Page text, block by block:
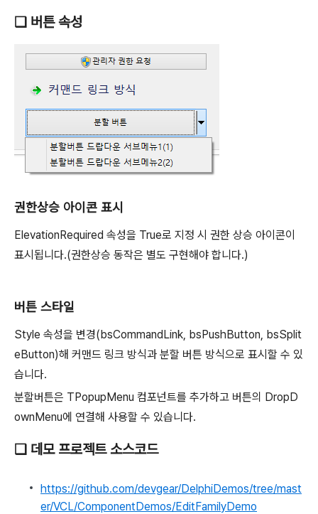
❑ 버튼 속성
권한상승 아이콘 표시
ElevationRequired 속성을 True로 지정 시 권한 상승 아이콘이
표시됩니다.(권한상승 동작은 별도 구현해야 합니다.)
버튼 스타일
Style 속성을 변경(bsCommandLink, bsPushButton, bsSplit
eButton)해 커맨드 링크 방식과 분할 버튼 방식으로 표시할 수 있
습니다.
분할버튼은 TPopupMenu 컴포넌트를 추가하고 버튼의 DropD
ownMenu에 연결해 사용할 수 있습니다.
❑ 데모 프로젝트 소스코드
https://github.com/devgear/DelphiDemos/tree/mast
er/VCL/ComponentDemos/EditFamilyDemo